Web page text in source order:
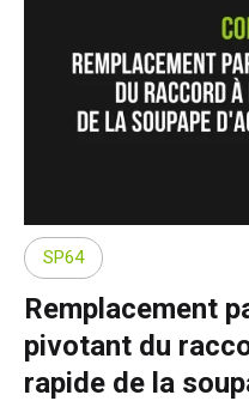
SP64
Remplacement
pivotant du
rapide de la